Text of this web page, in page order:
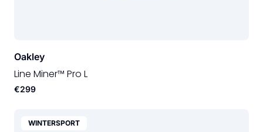
Oakley
Line Miner™ Pro L
€299
WINTERSPORT